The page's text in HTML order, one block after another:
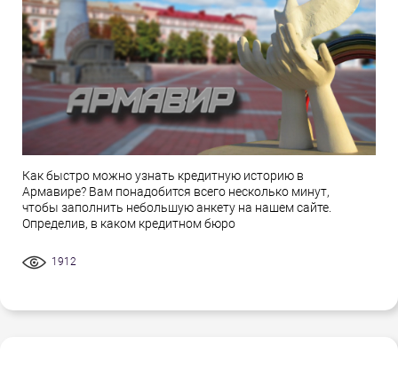
Как быстро можно узнать кредитную историю в
Армавире? Вам понадобится всего несколько минут,
чтобы заполнить небольшую анкету на нашем сайте.
Определив, в каком кредитном бюро
1912